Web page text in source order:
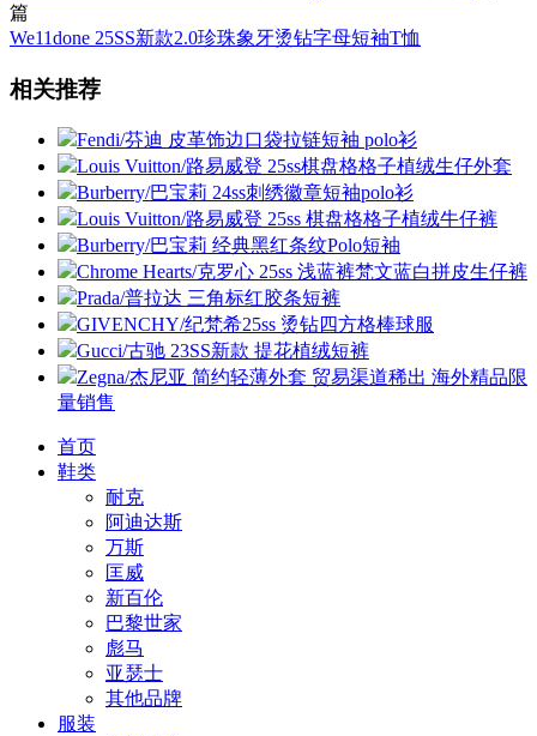
篇
We11done 25SS新款2.0珍珠象牙烫钻字母短袖T恤
相关推荐
Fendi/芬迪 皮革饰边口袋拉链短袖 polo衫
Louis Vuitton/路易威登 25ss棋盘格格子植绒生仔外套
Burberry/巴宝莉 24ss刺绣徽章短袖polo衫
Louis Vuitton/路易威登 25ss 棋盘格格子植绒牛仔裤
Burberry/巴宝莉 经典黑红条纹Polo短袖
Chrome Hearts/克罗心 25ss 浅蓝裤梵文蓝白拼皮生仔裤
Prada/普拉达 三角标红胶条短裤
GIVENCHY/纪梵希25ss 烫钻四方格棒球服
Gucci/古驰 23SS新款 提花植绒短裤
Zegna/杰尼亚 简约轻薄外套 贸易渠道稀出 海外精品限
量销售
首页
鞋类
耐克
阿迪达斯
万斯
匡威
新百伦
巴黎世家
彪马
亚瑟士
其他品牌
服装